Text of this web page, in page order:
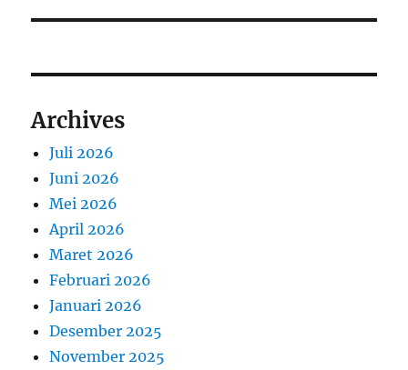
Archives
Juli 2026
Juni 2026
Mei 2026
April 2026
Maret 2026
Februari 2026
Januari 2026
Desember 2025
November 2025